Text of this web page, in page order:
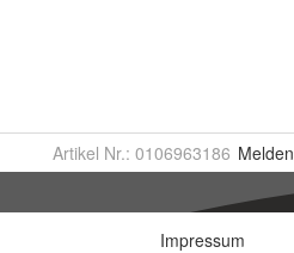
Artikel Nr.: 0106963186 Melden
Impressum